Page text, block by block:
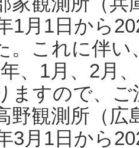
1月1日から
。これに伴い
、1月、2月
ますので、
野観測所（
3月1日から